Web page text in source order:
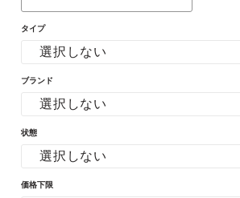
タイプ
ブランド
状態
価格下限